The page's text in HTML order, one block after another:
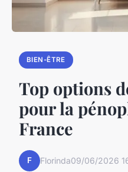
BIEN-ÊTRE
Top options
pour la
France
F Florinda09/06/2026